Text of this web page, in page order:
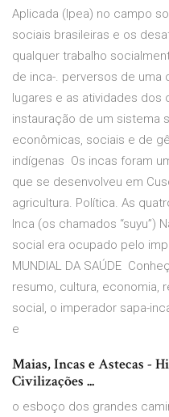
Aplicada (Ipea) no campo
sociais brasileiras e os
qualquer trabalho
de inca-. perversos de uma
lugares e as atividades
instauração de um sistema
econômicas, sociais e de
indígenas Os incas foram
que se desenvolveu em
agricultura. Política. As
Inca (os chamados “suyu”)
social era ocupado pelo
MUNDIAL DA SAÚDE
resumo, cultura, economia,
social, o imperador sapa-
e
Maias, Incas e Astecas -
Civilizações ...
o esboço dos grandes